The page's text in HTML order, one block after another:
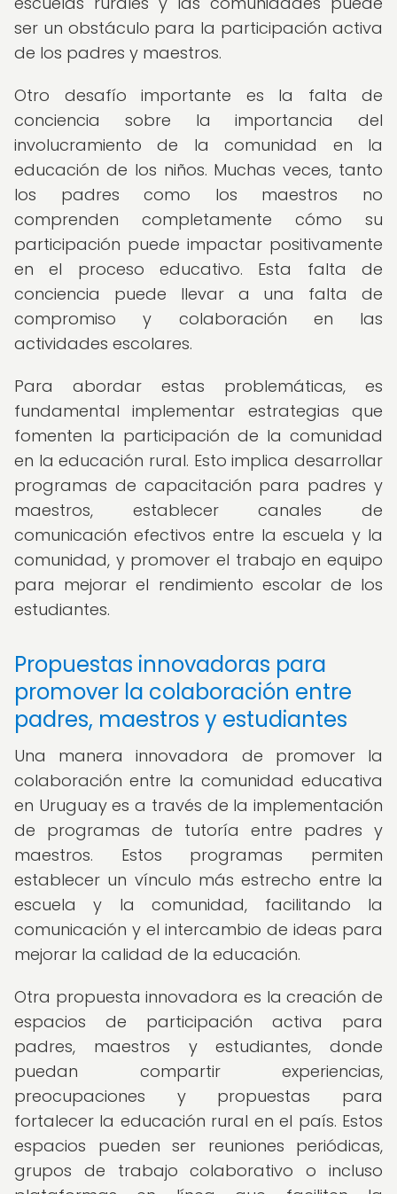
ser un obstáculo para la participación activa
de los padres y maestros.
Otro desafío importante es la falta de
conciencia sobre la importancia del
involucramiento de la comunidad en la
educación de los niños. Muchas veces, tanto
los padres como los maestros no
comprenden completamente cómo su
participación puede impactar positivamente
en el proceso educativo. Esta falta de
conciencia puede llevar a una falta de
compromiso y colaboración en las
actividades escolares.
Para abordar estas problemáticas, es
fundamental implementar estrategias que
fomenten la participación de la comunidad
en la educación rural. Esto implica desarrollar
programas de capacitación para padres y
maestros, establecer canales de
comunicación efectivos entre la escuela y la
comunidad, y promover el trabajo en equipo
para mejorar el rendimiento escolar de los
estudiantes.
Propuestas innovadoras para
promover la colaboración entre
padres, maestros y estudiantes
Una manera innovadora de promover la
colaboración entre la comunidad educativa
en Uruguay es a través de la implementación
de programas de tutoría entre padres y
maestros. Estos programas permiten
establecer un vínculo más estrecho entre la
escuela y la comunidad, facilitando la
comunicación y el intercambio de ideas para
mejorar la calidad de la educación.
Otra propuesta innovadora es la creación de
espacios de participación activa para
padres, maestros y estudiantes, donde
puedan compartir experiencias,
preocupaciones y propuestas para
fortalecer la educación rural en el país. Estos
espacios pueden ser reuniones periódicas,
grupos de trabajo colaborativo o incluso